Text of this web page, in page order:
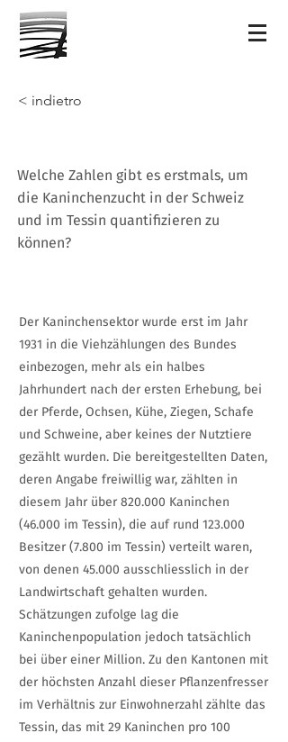
< indietro
Welche Zahlen gibt es erstmals, um
die Kaninchenzucht in der Schweiz
und im Tessin quantifizieren zu
können?
Der Kaninchensektor wurde erst im Jahr
1931 in die Viehzählungen des Bundes
einbezogen, mehr als ein halbes
Jahrhundert nach der ersten Erhebung, bei
der Pferde, Ochsen, Kühe, Ziegen, Schafe
und Schweine, aber keines der Nutztiere
gezählt wurden. Die bereitgestellten Daten,
deren Angabe freiwillig war, zählten in
diesem Jahr über 820.000 Kaninchen
(46.000 im Tessin), die auf rund 123.000
Besitzer (7.800 im Tessin) verteilt waren,
von denen 45.000 ausschliesslich in der
Landwirtschaft gehalten wurden.
Schätzungen zufolge lag die
Kaninchenpopulation jedoch tatsächlich
bei über einer Million. Zu den Kantonen mit
der höchsten Anzahl dieser Pflanzenfresser
im Verhältnis zur Einwohnerzahl zählte das
Tessin, das mit 29 Kaninchen pro 100